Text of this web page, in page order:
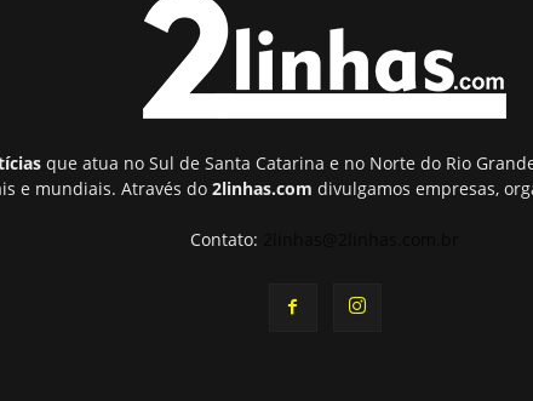
que atua no Sul de Santa Catarina e no Norte do Rio
e mundiais. Através do 2linhas.com divulgamos empresas,
Contato: